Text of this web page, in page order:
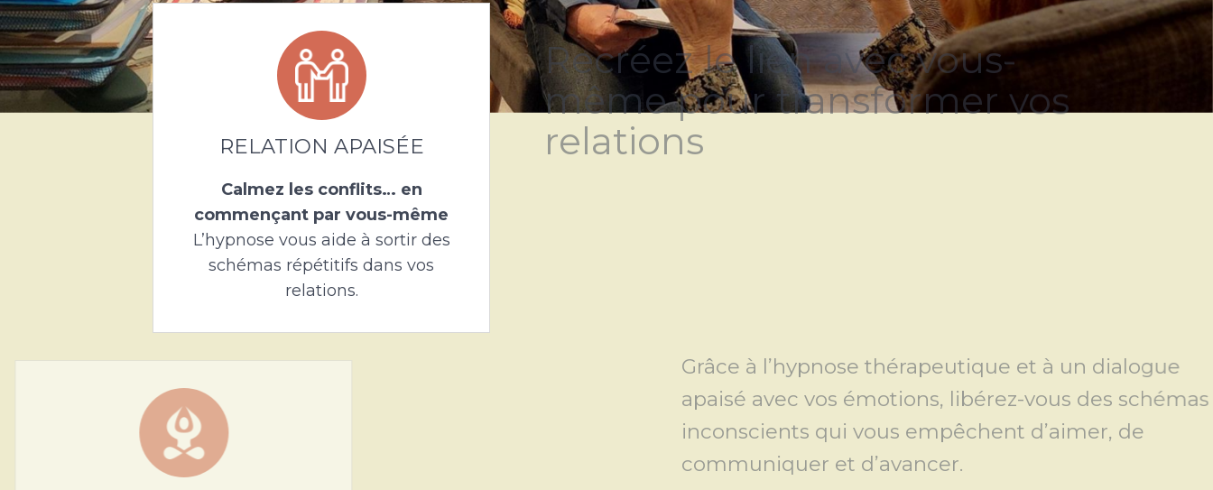
RELATION APAISÉE
Calmez les conflits… en
commençant par vous-même
L’hypnose vous aide à sortir des
schémas répétitifs dans vos
relations.
Grâce à l’hypnose thérapeutique et à un dialogue
apaisé avec vos émotions, libérez-vous des schémas
inconscients qui vous empêchent d’aimer, de
communiquer et d’avancer.